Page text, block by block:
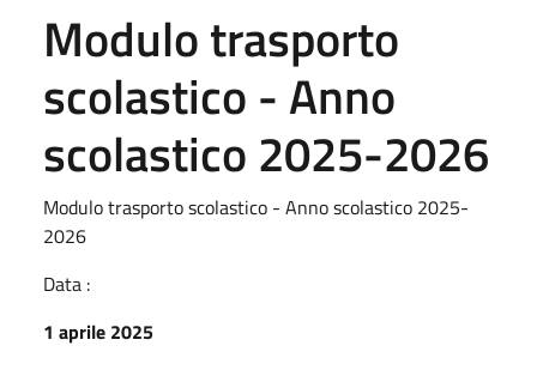
Modulo trasporto
scolastico - Anno
scolastico 2025-2026
Modulo trasporto scolastico - Anno scolastico 2025-
2026
Data :
1 aprile 2025